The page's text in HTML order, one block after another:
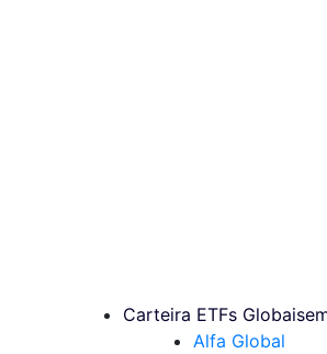
Carteira ETFs Globais
Alfa Global